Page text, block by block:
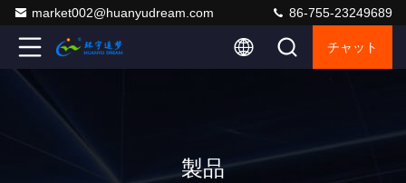
market002@huanyudream.com 86-755-23249689
チャット
製品